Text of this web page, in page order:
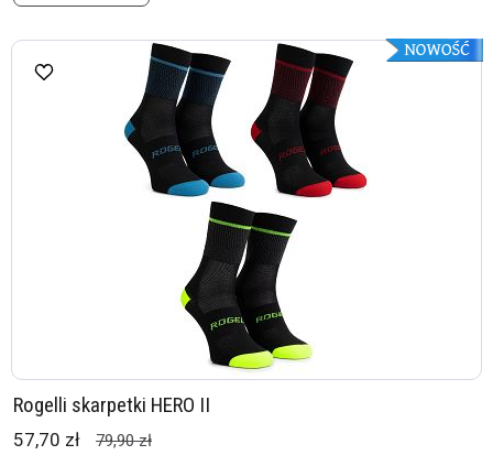
Rogelli skarpetki HERO II
57,70 zł 79,90 zł